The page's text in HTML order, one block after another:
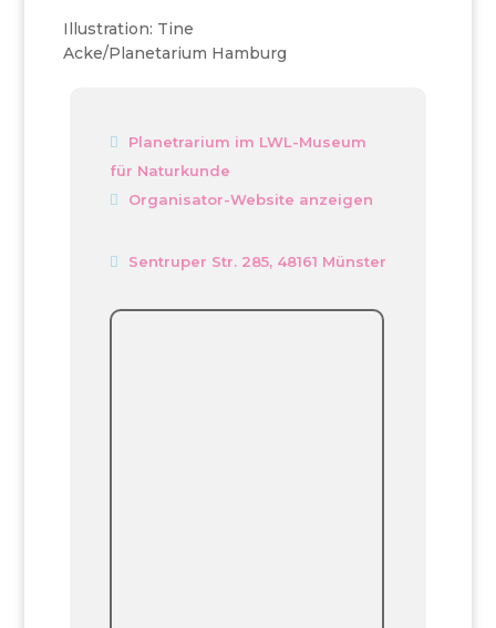
Illustration: Tine
Acke/Planetarium Hamburg
Planetrarium im LWL-Museum
für Naturkunde
Organisator-Website anzeigen
Sentruper Str. 285, 48161 Münster